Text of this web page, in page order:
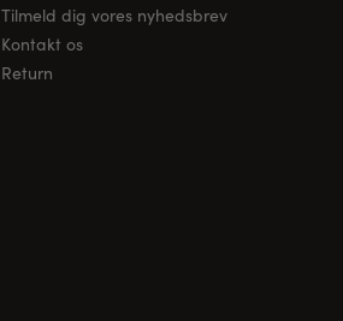
Tilmeld dig vores nyhedsbrev
Kontakt os
Return